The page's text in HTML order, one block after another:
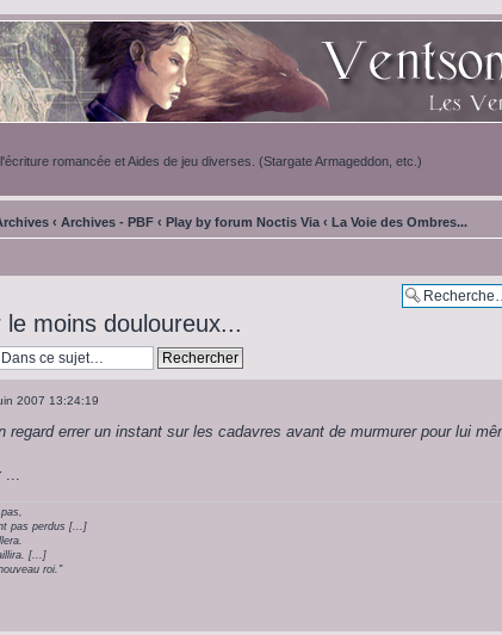
romancée et Aides de jeu diverses. (Stargate Armageddon, etc.)
‹ Archives - PBF ‹ Play by forum Noctis Via ‹ La Voie des Ombres...
le moins douloureux...
2007 13:24:19
regard errer un instant sur les cadavres avant de murmurer pour lui
pas perdus [...]
[...]
roi."